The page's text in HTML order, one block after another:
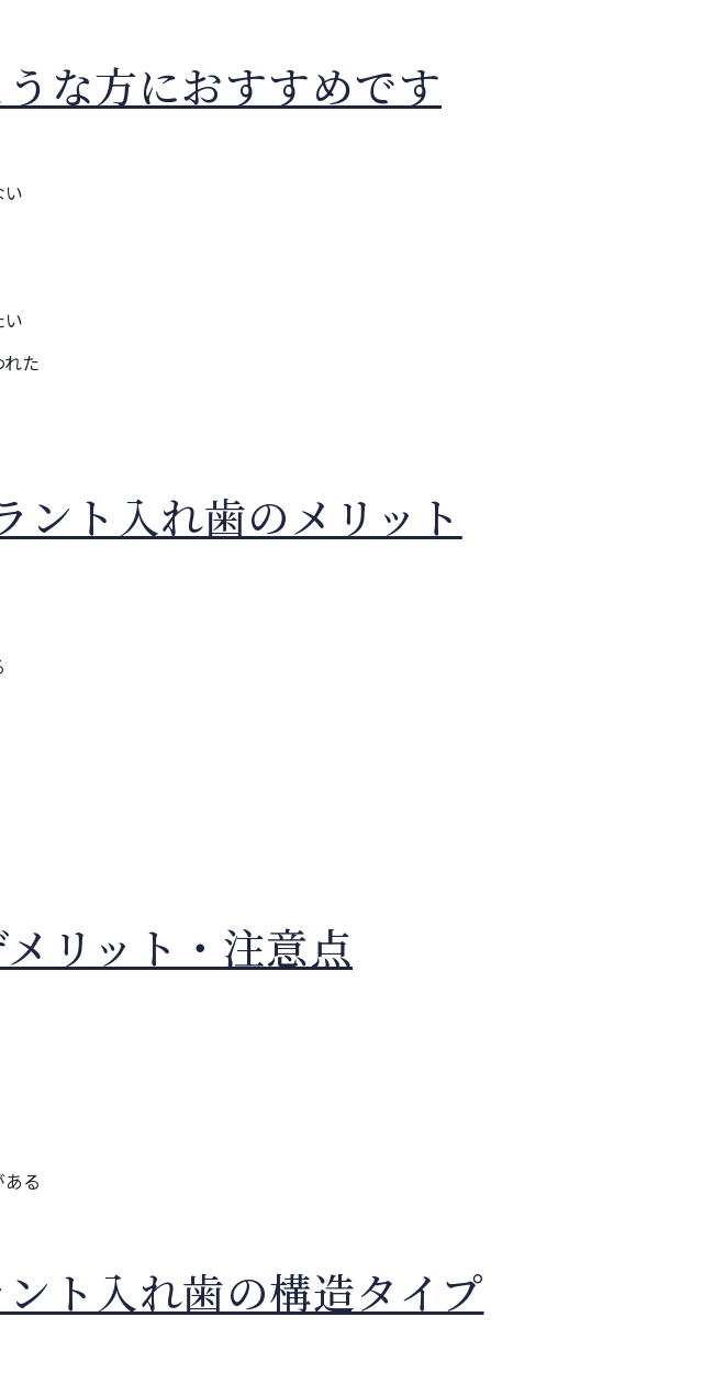
な方におすすめです
た
ント入れ歯のメリット
メリット・注意点
る
ト入れ歯の構造タイプ